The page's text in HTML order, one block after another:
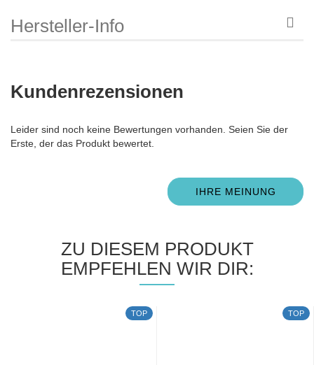
Hersteller-Info
Kundenrezensionen
Leider sind noch keine Bewertungen vorhanden. Seien Sie der
Erste, der das Produkt bewertet.
IHRE MEINUNG
ZU DIESEM PRODUKT
EMPFEHLEN WIR DIR:
TOP TOP